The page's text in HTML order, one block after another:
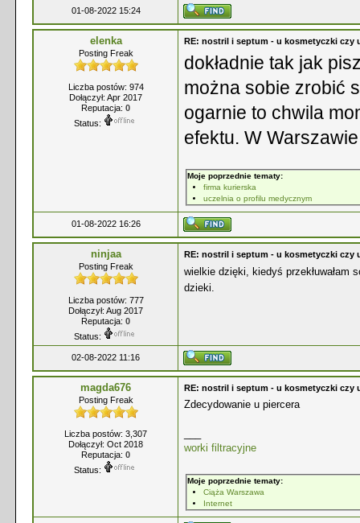
01-08-2022 15:24
elenka
Posting Freak
Liczba postów: 974
Dołączył: Apr 2017
Reputacja: 0
Status:
RE: nostril i septum - u kosmetyczki czy
dokładnie tak jak
można sobie zrobić
ogarnie to chwila
efektu. W
Moje poprzednie tematy:
firma kurierska
uczelnia o profilu medycznym
01-08-2022 16:26
ninjaa
Posting Freak
Liczba postów: 777
Dołączył: Aug 2017
Reputacja: 0
Status:
RE: nostril i septum - u kosmetyczki czy
wielkie dzięki, kiedyś
dzieki.
02-08-2022 11:16
magda676
Posting Freak
Liczba postów: 3,307
Dołączył: Oct 2018
Reputacja: 0
Status:
RE: nostril i septum - u kosmetyczki czy
Zdecydowanie u piercera
worki filtracyjne
Moje poprzednie tematy:
Ciąża Warszawa
Internet